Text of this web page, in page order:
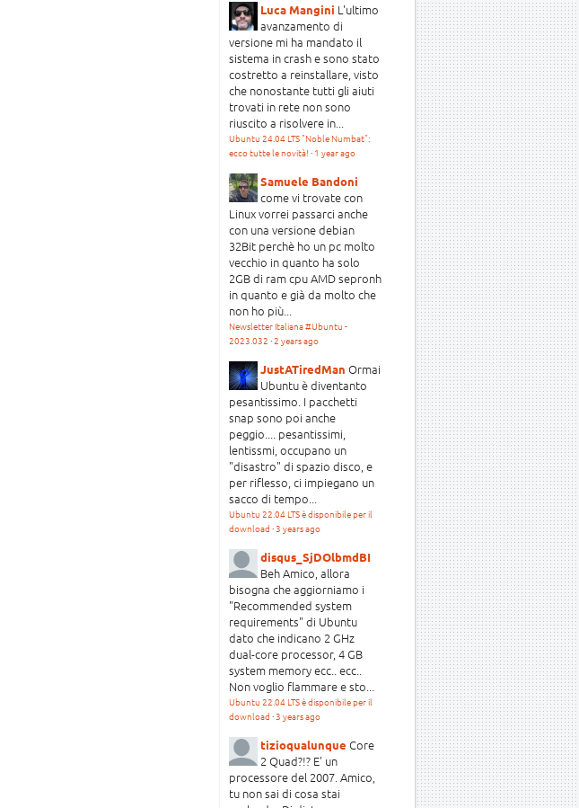
Luca Mangini L'ultimo
avanzamento di
versione mi ha mandato il
sistema in crash e sono stato
costretto a reinstallare, visto
che nonostante tutti gli aiuti
trovati in rete non sono
riuscito a risolvere in...
Ubuntu 24.04 LTS "Noble Numbat":
ecco tutte le novità! · 1 year ago
Samuele Bandoni
come vi trovate con
Linux vorrei passarci anche
con una versione debian
32Bit perchè ho un pc molto
vecchio in quanto ha solo
2GB di ram cpu AMD sepronh
in quanto e già da molto che
non ho più...
Newsletter Italiana #Ubuntu -
2023.032 ·2 years ago
JustATiredMan Ormai
Ubuntu è diventanto
pesantissimo. I pacchetti
snap sono poi anche
peggio.... pesantissimi,
lentissmi, occupano un
"disastro" di spazio disco, e
per riflesso, ci impiegano un
sacco di tempo...
Ubuntu 22.04 LTS è disponibile per il
download ·3 years ago
disqus_SjDOlbmdBI
Beh Amico, allora
bisogna che aggiorniamo i
"Recommended system
requirements" di Ubuntu
dato che indicano 2 GHz
dual-core processor, 4 GB
system memory ecc.. ecc..
Non voglio flammare e sto...
Ubuntu 22.04 LTS è disponibile per il
download ·3 years ago
tizioqualunque Core
2 Quad?!? E' un
processore del 2007. Amico,
tu non sai di cosa stai